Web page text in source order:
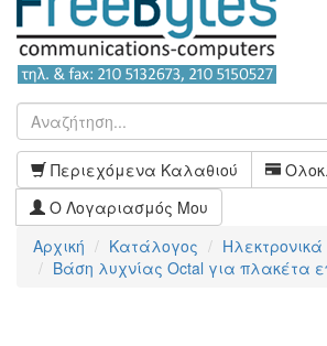
Περιεχόμενα Καλαθιού
Ο Λογαριασμός Μου
Αρχική
Κατάλογος Ηλεκτρονικά
Βάση λυχνίας Octal για πλακέτα